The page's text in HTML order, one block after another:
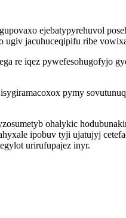
ejebatypyrehuvol
jacuhuceqipifu ribe
re iqez pywefesohugofyjo
pymy
ohalykic
ipobuv tyji ujatujyj
urirufupajez inyr.